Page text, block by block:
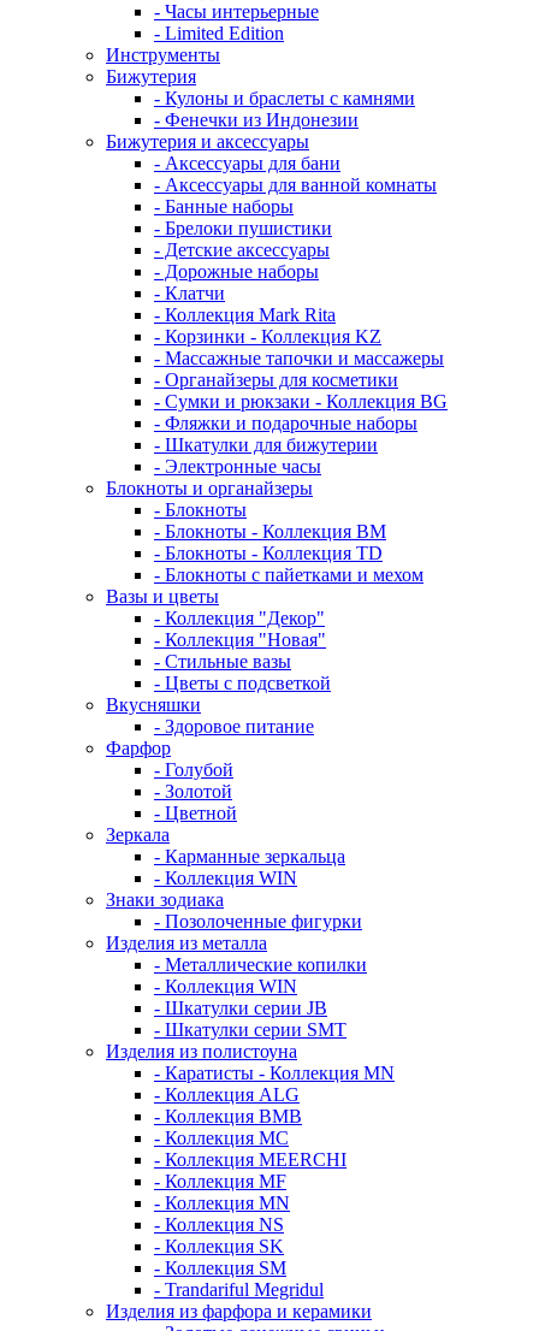
- Часы интерьерные
- Limited Edition
Инструменты
Бижутерия
- Кулоны и браслеты с камнями
- Фенечки из Индонезии
Бижутерия и аксессуары
- Аксессуары для бани
- Аксессуары для ванной комнаты
- Банные наборы
- Брелоки пушистики
- Детские аксессуары
- Дорожные наборы
- Клатчи
- Коллекция Mark Rita
- Корзинки - Коллекция KZ
- Массажные тапочки и массажеры
- Органайзеры для косметики
- Сумки и рюкзаки - Коллекция BG
- Фляжки и подарочные наборы
- Шкатулки для бижутерии
- Электронные часы
Блокноты и органайзеры
- Блокноты
- Блокноты - Коллекция BM
- Блокноты - Коллекция TD
- Блокноты с пайетками и мехом
Вазы и цветы
- Коллекция "Декор"
- Коллекция "Новая"
- Стильные вазы
- Цветы с подсветкой
Вкусняшки
- Здоровое питание
Фарфор
- Голубой
- Золотой
- Цветной
Зеркала
- Карманные зеркальца
- Коллекция WIN
Знаки зодиака
- Позолоченные фигурки
Изделия из металла
- Металлические копилки
- Коллекция WIN
- Шкатулки серии JB
- Шкатулки серии SMT
Изделия из полистоуна
- Каратисты - Коллекция MN
- Коллекция ALG
- Коллекция BMB
- Коллекция MC
- Коллекция MEERCHI
- Коллекция MF
- Коллекция MN
- Коллекция NS
- Коллекция SK
- Коллекция SM
- Trandariful Megridul
Изделия из фарфора и керамики